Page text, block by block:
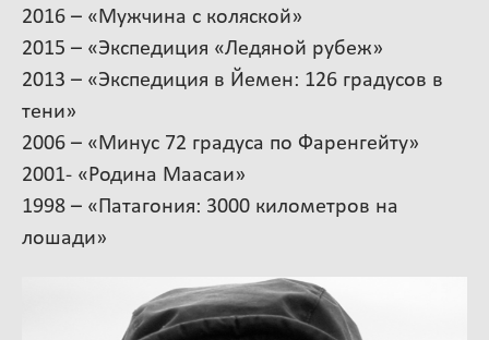
2016 – «Мужчина с коляской»
2015 – «Экспедиция «Ледяной рубеж»
2013 – «Экспедиция в Йемен: 126 градусов в
тени»
2006 – «Минус 72 градуса по Фаренгейту»
2001- «Родина Маасаи»
1998 – «Патагония: 3000 километров на
лошади»